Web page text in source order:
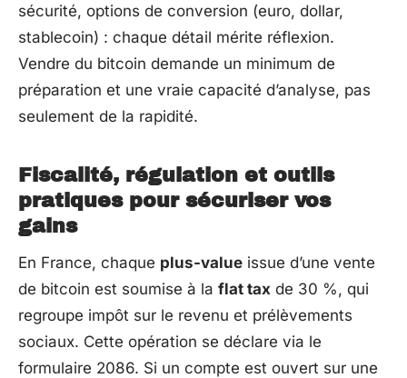
sécurité, options de conversion (euro, dollar,
stablecoin) : chaque détail mérite réflexion.
Vendre du bitcoin demande un minimum de
préparation et une vraie capacité d’analyse, pas
seulement de la rapidité.
Fiscalité, régulation et outils
pratiques pour sécuriser vos
gains
En France, chaque plus-value issue d’une vente
de bitcoin est soumise à la flat tax de 30 %, qui
regroupe impôt sur le revenu et prélèvements
sociaux. Cette opération se déclare via le
formulaire 2086. Si un compte est ouvert sur une